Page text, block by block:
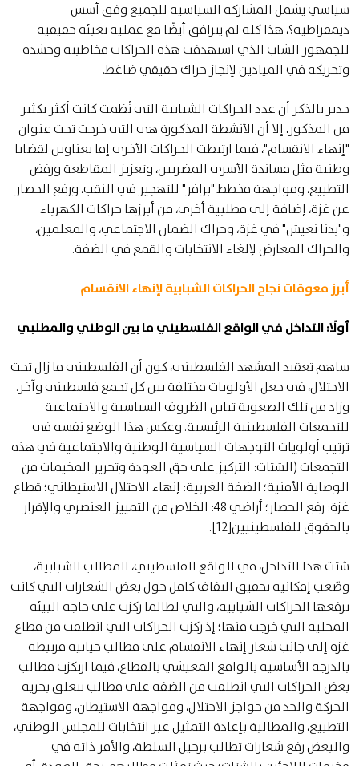
سياسي يشمل المشاركة السياسية للجميع وفق أسس
ديمقراطية؟، هذا كله لم يترافق أيضًا مع عملية تعبئة حقيقية
للجمهور الشاب الذي استهدفت هذه الحراكات مخاطبته وحشده
وتحريكه في الميادين لإنجاز حراك حقيقي ضاغط.
جدير بالذكر أن عدد الحراكات الشبابية التي نُظمت كانت أكثر بكثير
من المذكور، إلا أن الأنشطة المذكورة هي التي خرجت تحت عنوان
"إنهاء الانقسام"، فيما ارتبطت الحراكات الأخرى إما بعناوين لقضايا
وطنية مثل مساندة الأسرى المضربين، وتعزيز المقاطعة ورفض
التطبيع، ومواجهة مخطط "برافر" للتهجير في النقب، ورفع الحصار
عن غزة، إضافة إلى مطلبية أخرى، من أبرزها حراكات الكهرباء
و"بدنا نعيش" في غزة، وحراك الضمان الاجتماعي، والمعلمين،
والحراك المعارض لإلغاء الانتخابات والقمع في الضفة.
أبرز معوقات نجاح الحراكات الشبابية لإنهاء الانقسام
أولًا: التداخل في الواقع الفلسطيني ما بين الوطني والمطلبي
ساهم تعقيد المشهد الفلسطيني، كون أن الفلسطيني ما زال تحت
الاحتلال، في جعل الأولويات مختلفة بين كل تجمع فلسطيني وآخر.
وزاد من تلك الصعوبة تباين الظروف السياسية والاجتماعية
للتجمعات الفلسطينية الرئيسية. وعكس هذا الوضع نفسه في
ترتيب أولويات التوجهات السياسية الوطنية والاجتماعية في هذه
التجمعات (الشتات: التركيز على حق العودة وتحرير المخيمات من
الوصاية الأمنية؛ الضفة الغربية: إنهاء الاحتلال الاستيطاني؛ قطاع
غزة: رفع الحصار؛ أراضي 48: الخلاص من التمييز العنصري والإقرار
بالحقوق للفلسطينيين[12].
شتت هذا التداخل، في الواقع الفلسطيني، المطالب الشبابية،
وصّعب إمكانية تحقيق التفاف كامل حول بعض الشعارات التي كانت
ترفعها الحراكات الشبابية، والتي لطالما ركزت على حاجة البيئة
المحلية التي خرجت منها؛ إذ ركزت الحراكات التي انطلقت من قطاع
غزة إلى جانب شعار إنهاء الانقسام على مطالب حياتية مرتبطة
بالدرجة الأساسية بالواقع المعيشي بالقطاع، فيما ارتكزت مطالب
بعض الحراكات التي انطلقت من الضفة على مطالب تتعلق بحرية
الحركة والحد من حواجز الاحتلال، ومواجهة الاستيطان، ومواجهة
التطبيع، والمطالبة بإعادة التمثيل عبر انتخابات للمجلس الوطني،
والبعض رفع شعارات تطالب برحيل السلطة، والأمر ذاته في